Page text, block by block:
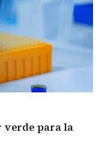
verde para la